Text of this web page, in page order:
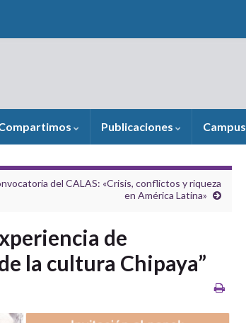
Publicaciones Campus
del CALAS: «Crisis, conflictos y riqueza
en América Latina»
de
la cultura Chipaya”